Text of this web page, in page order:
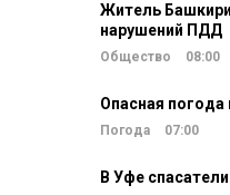
Житель
нарушений ПДД
Общество 08:00
Опасная
Погода 07:00
В Уфе